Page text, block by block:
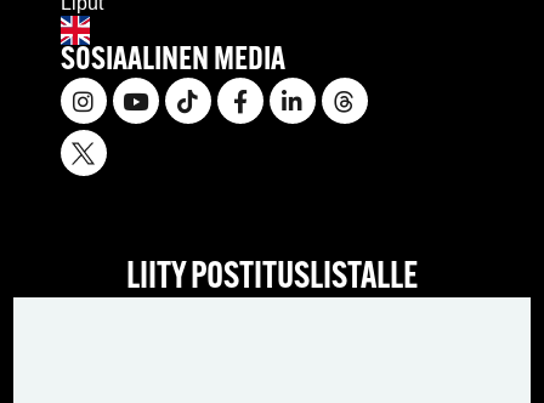
SOSIAALINEN MEDIA
LIITY POSTITUSLISTALLE